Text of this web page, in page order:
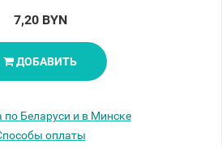
7,20 BYN
ДОБАВИТЬ
по Беларуси и в Минске
оплаты